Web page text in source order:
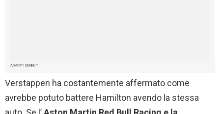
ADVERTISEMENT
Verstappen ha costantemente affermato come
avrebbe potuto battere Hamilton avendo la stessa